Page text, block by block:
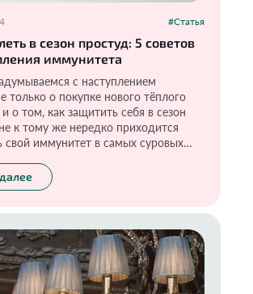
#Статья
в сезон простуд: 5 советов
иммунитета
с наступлением
только о покупке нового тёплого
о том, как защитить себя в сезон
к тому же нередко приходится
свой иммунитет в самых суровых
но я-то знаю, как поддержать
в холода и не разболеться
правил. Возможно, они покажутся
но они действительно
на себе.